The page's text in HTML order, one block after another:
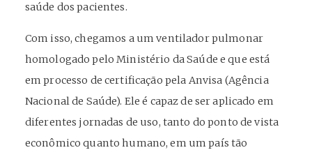
saúde dos pacientes.
Com isso, chegamos a um ventilador pulmonar
homologado pelo Ministério da Saúde e que está
em processo de certificação pela Anvisa (Agência
Nacional de Saúde). Ele é capaz de ser aplicado em
diferentes jornadas de uso, tanto do ponto de vista
econômico quanto humano, em um país tão